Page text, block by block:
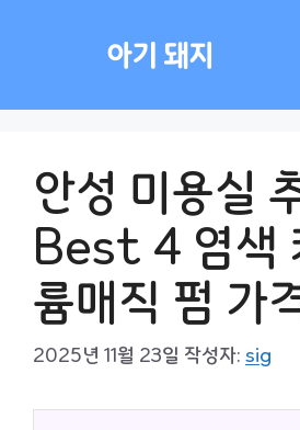
아기 돼지
안성 미용실
Best 4 염색
륨매직 펌 가
2025년 11월 23일 작성자: sig